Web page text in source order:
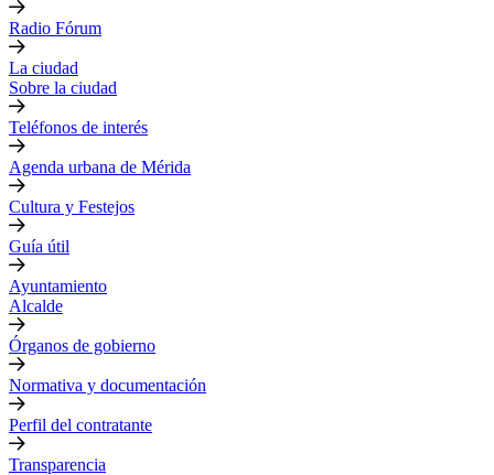
Radio Fórum
La ciudad
Sobre la ciudad
Teléfonos de interés
Agenda urbana de Mérida
Cultura y Festejos
Guía útil
Ayuntamiento
Alcalde
Órganos de gobierno
Normativa y documentación
Perfil del contratante
Transparencia